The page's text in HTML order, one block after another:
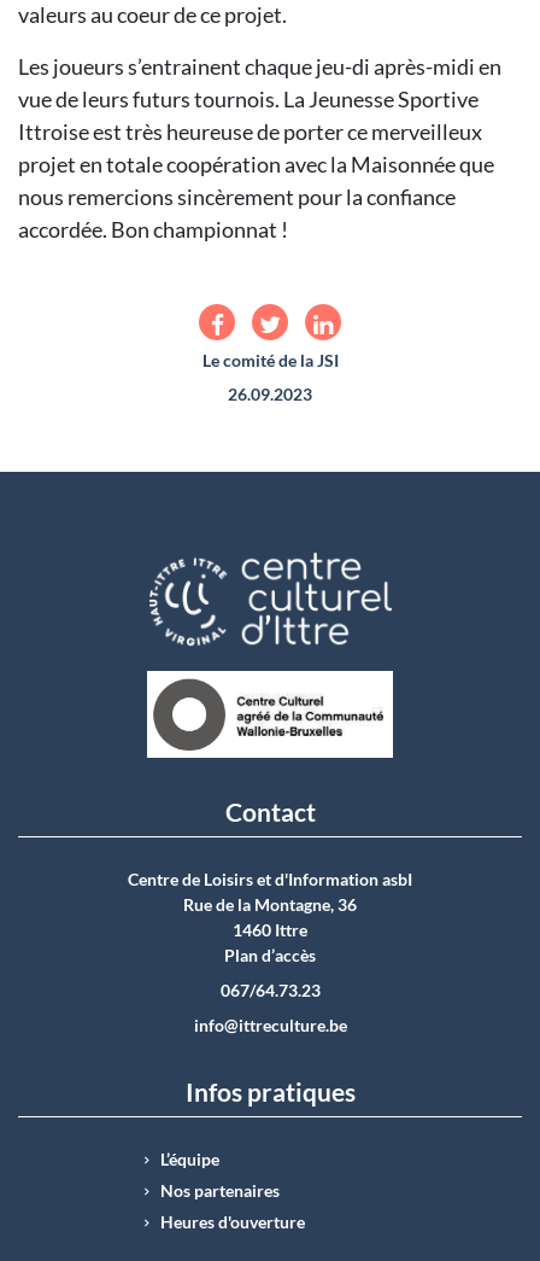
valeurs au coeur de ce projet.
Les joueurs s’entrainent chaque jeu-di après-midi en
vue de leurs futurs tournois. La Jeunesse Sportive
Ittroise est très heureuse de porter ce merveilleux
projet en totale coopération avec la Maisonnée que
nous remercions sincèrement pour la confiance
accordée. Bon championnat !
Le comité de la JSI
26.09.2023
Contact
Centre de Loisirs et d'Information asbI
Rue de la Montagne, 36
1460 Ittre
Plan d’accès
067/64.73.23
info@ittreculture.be
Infos pratiques
L’équipe
Nos partenaires
Heures d'ouverture